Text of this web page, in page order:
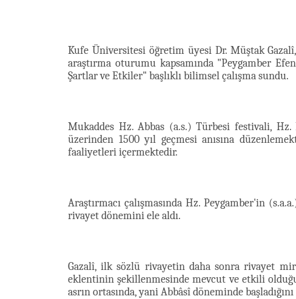
Kufe Üniversitesi öğretim üyesi Dr. Müştak
araştırma oturumu kapsamında "Peygamber
Şartlar ve Etkiler" başlıklı bilimsel çalışma sundu.
Mukaddes Hz. Abbas (a.s.) Türbesi festivali,
üzerinden 1500 yıl geçmesi anısına
faaliyetleri içermektedir.
Araştırmacı çalışmasında Hz. Peygamber'in
rivayet dönemini ele aldı.
Gazalî, ilk sözlü rivayetin daha sonra rivayet
eklentinin şekillenmesinde mevcut ve etkili
asrın ortasında, yani Abbâsî döneminde